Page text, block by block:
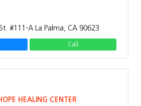
#111-A La Palma, CA 90623
Call
HEALING CENTER